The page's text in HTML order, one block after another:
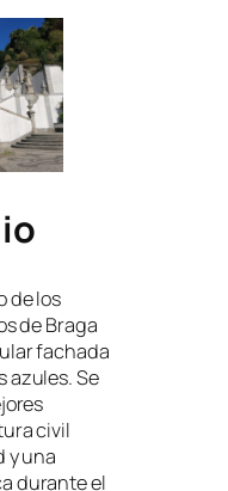
de los
de Braga
fachada
azules. Se
civil
y una
durante el